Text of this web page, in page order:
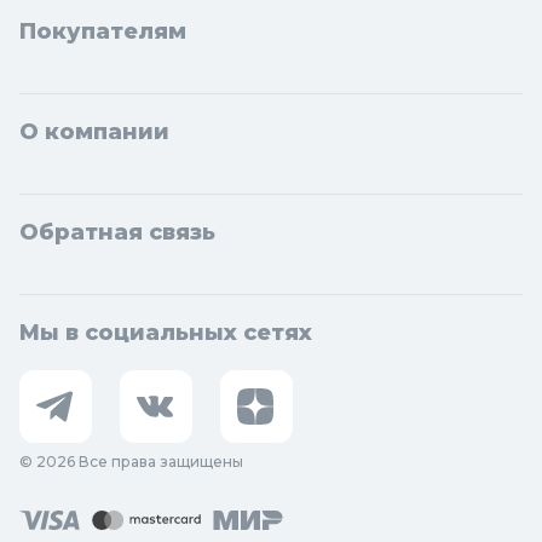
Покупателям
О компании
Обратная связь
Мы в социальных сетях
© 2026 Все права защищены